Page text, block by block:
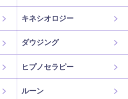
キネシオロジー
ダウジング
ヒプノセラピー
ルーン